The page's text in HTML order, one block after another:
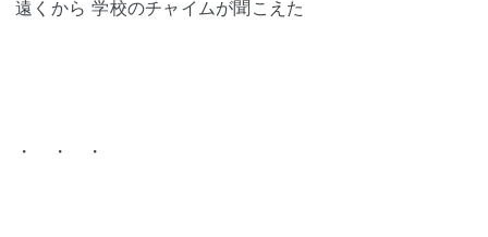
遠くから 学校のチャイムが聞こえた
・ ・ ・